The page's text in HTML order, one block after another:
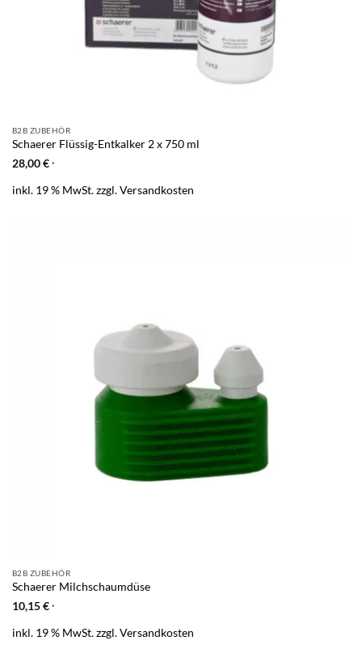
B2B ZUBEHÖR
Schaerer Flüssig-Entkalker 2 x 750 ml
28,00€ *
inkl. 19 % MwSt.zzgl.Versandkosten
B2B ZUBEHÖR
Schaerer Milchschaumdüse
10,15€ *
inkl. 19 % MwSt.zzgl.Versandkosten